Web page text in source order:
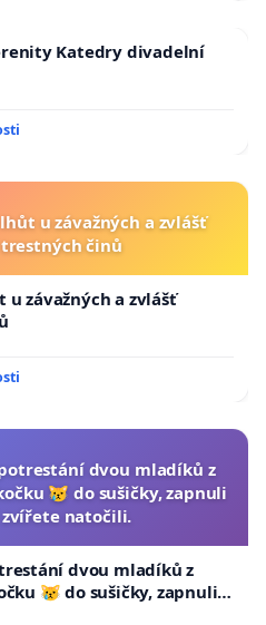
Katedry divadelní
u závažných a zvlášť
činů
závažných a zvlášť
dvou mladíků z
😿 do sušičky, zapnuli
natočili.
dvou mladíků z
😿 do sušičky, zapnuli ji